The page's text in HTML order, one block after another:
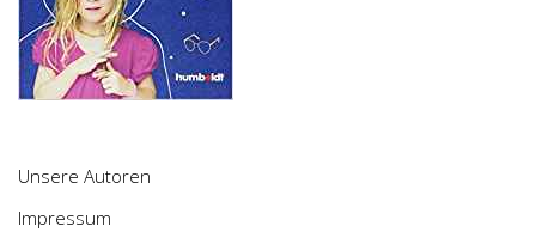
Unsere Autoren
Impressum